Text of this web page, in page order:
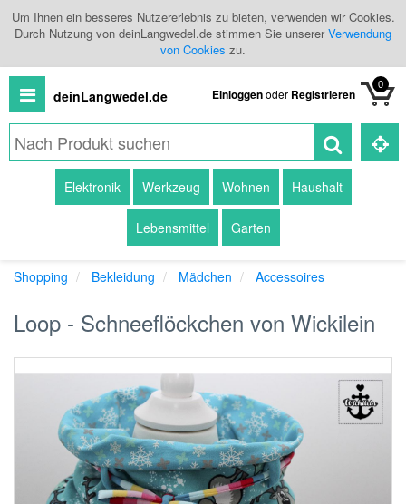
Um Ihnen ein besseres Nutzererlebnis zu bieten, verwenden wir Cookies.
Durch Nutzung von deinLangwedel.de stimmen Sie unsererVerwendung
von Cookies zu.
deinLangwedel.de Einloggenoder Registrieren
0
Produkte
Händlerübersicht
Branchenbuch
Elektronik Werkzeug Wohnen Haushalt
Lebensmittel Garten
Shopping Bekleidung Mädchen Accessoires
Loop - Schneeflöckchen von Wickilein